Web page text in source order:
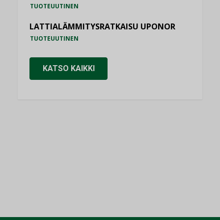
TUOTEUUTINEN
LATTIALÄMMITYSRATKAISU UPONOR
TUOTEUUTINEN
KATSO KAIKKI